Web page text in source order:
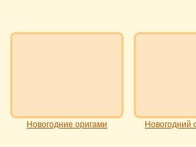
Новогодние оригами Новогодний